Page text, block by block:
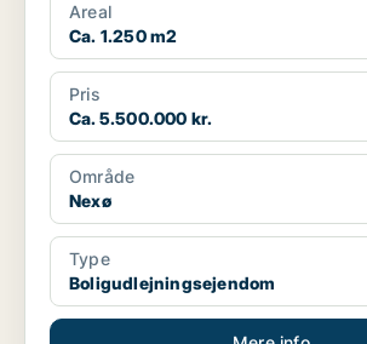
Areal
Ca. 1.250 m2
Pris
Ca. 5.500.000 kr.
Område
Nexø
Type
Boligudlejningsejendom